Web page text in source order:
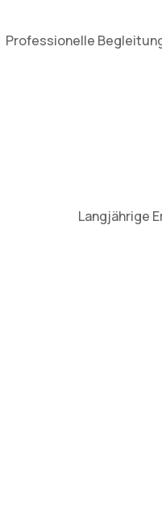
Professionelle
Langjährige